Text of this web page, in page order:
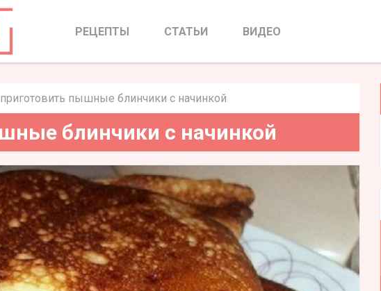
пышные блинчики с начинкой
РЕЦЕПТЫ СТАТЬИ ВИДЕО
пышные блинчики с начинкой
блинчики с начинкой